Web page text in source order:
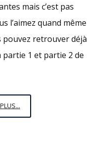
mais c’est pas
l’aimez quand même
pouvez retrouver déjà
1 et partie 2 de
CALENDRIER